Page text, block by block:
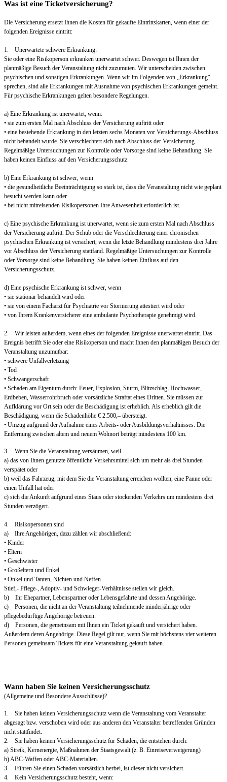
Was ist eine Ticketversicherung?
Die Versicherung ersetzt Ihnen die Kosten für gekaufte Eintrittskarten, wenn einer der
folgenden Ereignisse eintritt:
1. Unerwartete schwere Erkrankung:
Sie oder eine Risikoperson erkranken unerwartet schwer. Deswegen ist Ihnen der
planmäßige Besuch der Veranstaltung nicht zuzumuten. Wir unterscheiden zwischen
psychischen und sonstigen Erkrankungen. Wenn wir im Folgenden von „Erkrankung“
sprechen, sind alle Erkrankungen mit Ausnahme von psychischen Erkrankungen gemeint.
Für psychische Erkrankungen gelten besondere Regelungen.
a) Eine Erkrankung ist unerwartet, wenn:
• sie zum ersten Mal nach Abschluss der Versicherung auftritt oder
• eine bestehende Erkrankung in den letzten sechs Monaten vor Versicherungs-Abschluss
nicht behandelt wurde. Sie verschlechtert sich nach Abschluss der Versicherung.
Regelmäßige Untersuchungen zur Kontrolle oder Vorsorge sind keine Behandlung. Sie
haben keinen Einfluss auf den Versicherungsschutz.
b) Eine Erkrankung ist schwer, wenn
• die gesundheitliche Beeinträchtigung so stark ist, dass die Veranstaltung nicht wie geplant
besucht werden kann oder
• bei nicht mitreisenden Risikopersonen Ihre Anwesenheit erforderlich ist.
c) Eine psychische Erkrankung ist unerwartet, wenn sie zum ersten Mal nach Abschluss
der Versicherung auftritt. Der Schub oder die Verschlechterung einer chronischen
psychischen Erkrankung ist versichert, wenn die letzte Behandlung mindestens drei Jahre
vor Abschluss der Versicherung stattfand. Regelmäßige Untersuchungen zur Kontrolle
oder Vorsorge sind keine Behandlung. Sie haben keinen Einfluss auf den
Versicherungsschutz.
d) Eine psychische Erkrankung ist schwer, wenn
• sie stationär behandelt wird oder
• sie von einem Facharzt für Psychiatrie vor Stornierung attestiert wird oder
• von Ihrem Krankenversicherer eine ambulante Psychotherapie genehmigt wird.
2. Wir leisten außerdem, wenn eines der folgenden Ereignisse unerwartet eintritt. Das
Ereignis betrifft Sie oder eine Risikoperson und macht Ihnen den planmäßigen Besuch der
Veranstaltung unzumutbar:
• schwere Unfallverletzung
• Tod
• Schwangerschaft
• Schaden am Eigentum durch: Feuer, Explosion, Sturm, Blitzschlag, Hochwasser,
Erdbeben, Wasserrohrbruch oder vorsätzliche Straftat eines Dritten. Sie müssen zur
Aufklärung vor Ort sein oder die Beschädigung ist erheblich. Als erheblich gilt die
Beschädigung, wenn die Schadenhöhe € 2.500,– übersteigt.
• Umzug aufgrund der Aufnahme eines Arbeits- oder Ausbildungsverhältnisses. Die
Entfernung zwischen altem und neuem Wohnort beträgt mindestens 100 km.
3. Wenn Sie die Veranstaltung versäumen, weil
a) das von Ihnen genutzte öffentliche Verkehrsmittel sich um mehr als drei Stunden
verspätet oder
b) weil das Fahrzeug, mit dem Sie die Veranstaltung erreichen wollten, eine Panne oder
einen Unfall hat oder
c) sich die Ankunft aufgrund eines Staus oder stockenden Verkehrs um mindestens drei
Stunden verzögert.
4. Risikopersonen sind
a) Ihre Angehörigen, dazu zählen wir abschließend:
• Kinder
• Eltern
• Geschwister
• Großeltern und Enkel
• Onkel und Tanten, Nichten und Neffen
Stief,- Pflege-, Adoptiv- und Schwieger-Verhältnisse stellen wir gleich.
b) Ihr Ehepartner, Lebenspartner oder Lebensgefährte und dessen Angehörige.
c) Personen, die nicht an der Veranstaltung teilnehmende minderjährige oder
pflegebedürftige Angehörige betreuen.
d) Personen, die gemeinsam mit Ihnen ein Ticket gekauft und versichert haben.
Außerdem deren Angehörige. Diese Regel gilt nur, wenn Sie mit höchstens vier weiteren
Personen gemeinsam Tickets für eine Veranstaltung gekauft haben.
Wann haben Sie keinen Versicherungsschutz
(Allgemeine und Besondere Ausschlüsse)?
1. Sie haben keinen Versicherungsschutz wenn die Veranstaltung vom Veranstalter
abgesagt bzw. verschoben wird oder aus anderen den Veranstalter betreffenden Gründen
nicht stattfindet.
2. Sie haben keinen Versicherungsschutz für Schäden, die entstehen durch:
a) Streik, Kernenergie, Maßnahmen der Staatsgewalt (z. B. Einreiseverweigerung)
b) ABC-Waffen oder ABC-Materialien.
3. Führen Sie einen Schaden vorsätzlich herbei, ist dieser nicht versichert.
4. Kein Versicherungsschutz besteht, wenn: